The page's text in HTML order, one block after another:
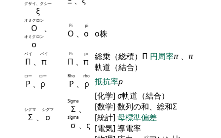
ξ
グザイ、クシー
Ο
オミクロン
、
ο
オミクロン Ο
Pi
、 ο
pi
ο株
Π
パイ
、 π
パイ
Π
Pi
、 π
pi 総乗（総積）Π 円周率π 、 π
軌道（結合）
Ρ
ロー
、 ρ
ロー
Ρ
Rho
、 ρ
rho
抵抗率ρ
Σ
シグマ
、 σ
シグマ Σ
Sigma
、
σ
sigma
、ς
[化学] σ軌道（結合）
[数学] 数列の和、総和Σ
[統計] 母標準偏差
[電気] 導電率